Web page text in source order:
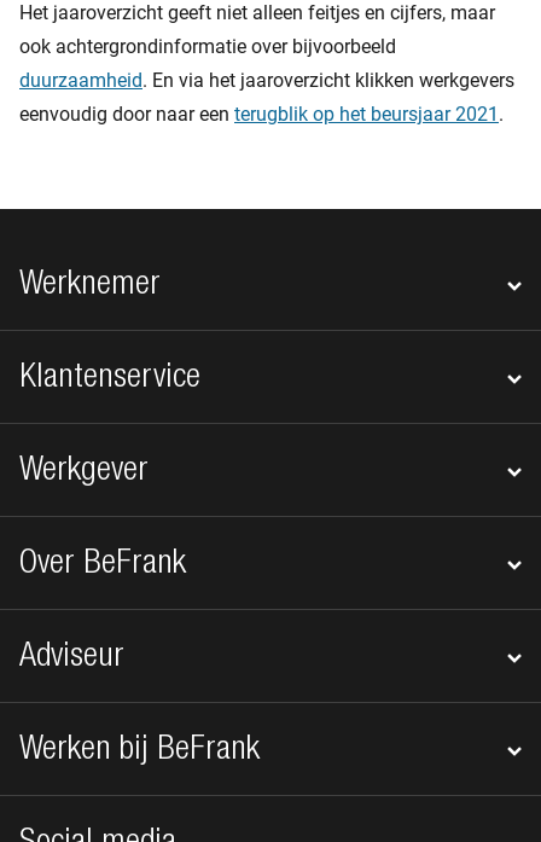
Het jaaroverzicht geeft niet alleen feitjes en cijfers, maar
ook achtergrondinformatie over bijvoorbeeld
duurzaamheid. En via het jaaroverzicht klikken werkgevers
eenvoudig door naar een terugblik op het beursjaar 2021 .
Footer navigatie
Werknemer
Klantenservice
Werkgever
Over BeFrank
Adviseur
Werken bij BeFrank